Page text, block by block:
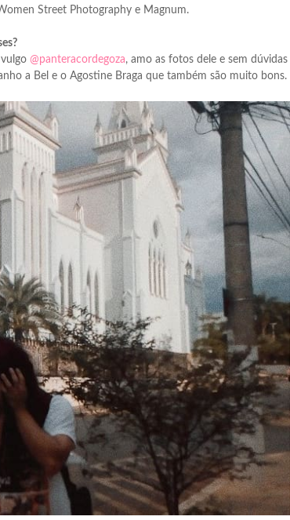
Street Photography e Magnum.
@panteracordegoza, amo as fotos dele e sem dúvidas
a Bel e o Agostine Braga que também são muito bons.